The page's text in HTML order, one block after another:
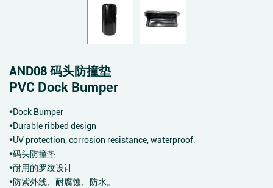
AND08 码头防撞垫
PVC Dock Bumper
*Dock Bumper
*Durable ribbed design
*UV protection, corrosion resistance, waterproof.
*码头防撞垫
*耐用的罗纹设计
*防紫外线、耐腐蚀、防水。